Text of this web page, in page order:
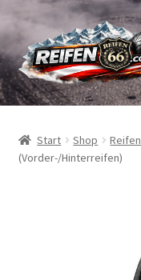
Zur
Navigation
springen
Zum
Inhalt
springen
Reifen
Schläuche
Start Shop Reifen
(Vorder-/Hinterreifen)